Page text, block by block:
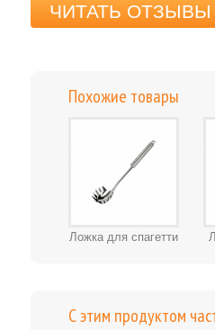
ЧИТАТЬ ОТЗЫВЫ
Похожие товары
Ложка для спагетти
С этим продуктом